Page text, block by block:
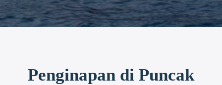
Penginapan di Puncak